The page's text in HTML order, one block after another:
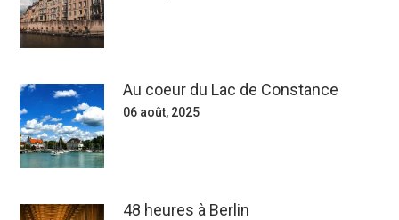
Au coeur du Lac de Constance
06 août, 2025
48 heures à Berlin